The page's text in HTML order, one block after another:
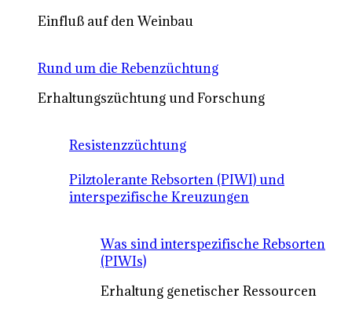
Einfluß auf den Weinbau
Rund um die Rebenzüchtung
Erhaltungszüchtung und Forschung
Resistenzzüchtung
Pilztolerante Rebsorten (PIWI) und
interspezifische Kreuzungen
Was sind interspezifische Rebsorten
(PIWIs)
Erhaltung genetischer Ressourcen